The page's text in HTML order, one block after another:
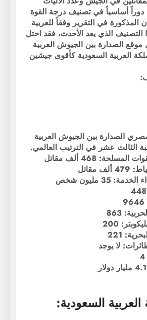
أساسياً في تصنيف درجة القوة
المذكورة في التقرير وفقاً للعربية
الذي يعد الأحدث، فقد احتل
الصدارة بين الجيوش العربية
العربية السعودية كأقوى جيشين
الصدارة بين الجيوش العربية
الثالث عشر في الترتيب العالمي.
468 ألف مقاتل
مقاتل
35 مليون شخص
863
200
221
لا يوجد